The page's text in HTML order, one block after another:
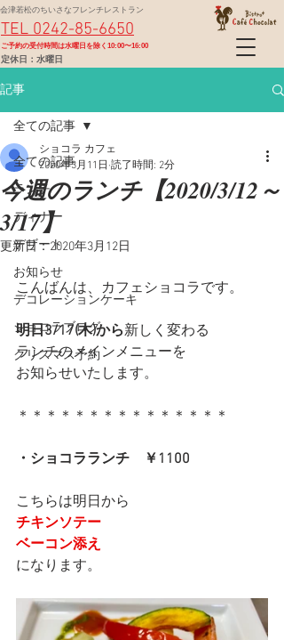
定休日：水曜日
TEL 0242-85-6650
会津若松のちいさなフレンチレストラン
​ご予約の受付時間は水曜日を除く10:00〜16:00
記事
全ての記事
ランチ
ディナー
デザート
お知らせ
デコレーションケーキ
ショコラブログ
クリスマス予約
全ての記事
今週のランチ【2020/3/12～
3/17】
ショコラ カフェ
2020年3月11日 読了時間: 2分
更新日：2020年3月12日
こんばんは、カフェショコラです。
明日3/17(木)から新しく変わる
ランチのメインメニューを
お知らせいたします。
＊＊＊＊＊＊＊＊＊＊＊＊＊＊＊
・ショコラランチ　￥1100
こちらは明日から
チキンソテー
ベーコン添え
になります。